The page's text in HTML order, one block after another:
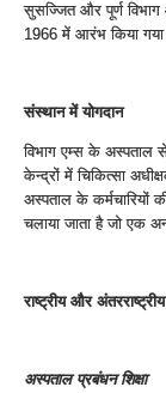
सुसज्जित और पूर्ण विभाग
1966 में आरंभ किया गया
संस्‍थान में योगदान
विभाग एम्‍स के अस्‍पताल
केन्‍द्रों में चिकित्‍सा
अस्‍पताल के कर्मच‍ारियों
चलाया जाता है जो एक
राष्‍ट्रीय और
अस्‍पताल प्रबंधन शिक्षा